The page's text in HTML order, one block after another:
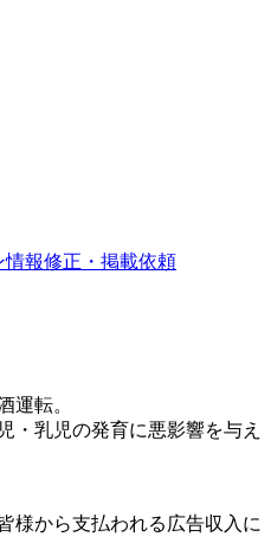
報修正・掲載依頼
運転。
・乳児の発育に悪影響を与え
様から支払われる広告収入に